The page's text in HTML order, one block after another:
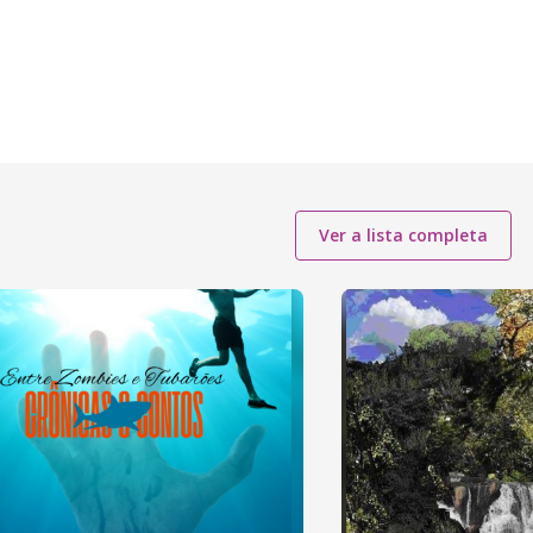
Ver a lista completa